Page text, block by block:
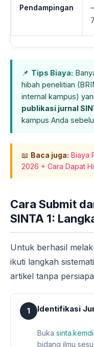
Pendampingan
📌 Tips Biaya:
hibah penelitian
internal kampus)
publikasi jurnal
kampus Anda
📖 Baca juga: Biaya
2026 + Cara Dapat
Cara Submit
SINTA 1:
Untuk berhasil
ikuti langkah
artikel tanpa
1 Identifikasi
Buka
bidang ilmu